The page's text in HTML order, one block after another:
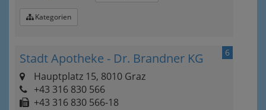
Kategorien
6
Stadt Apotheke - Dr. Brandner KG
Hauptplatz 15, 8010 Graz
+43 316 830 566
+43 316 830 566-18